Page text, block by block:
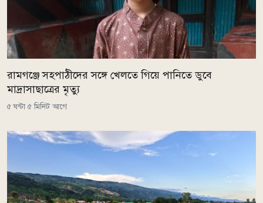
রামগঞ্জে সহপাঠীদের সঙ্গে খেলতে গিয়ে পানিতে ডুবে
মাদ্রাসাছাত্রের মৃত্যু
৫ ঘন্টা ৫ মিনিট আগে